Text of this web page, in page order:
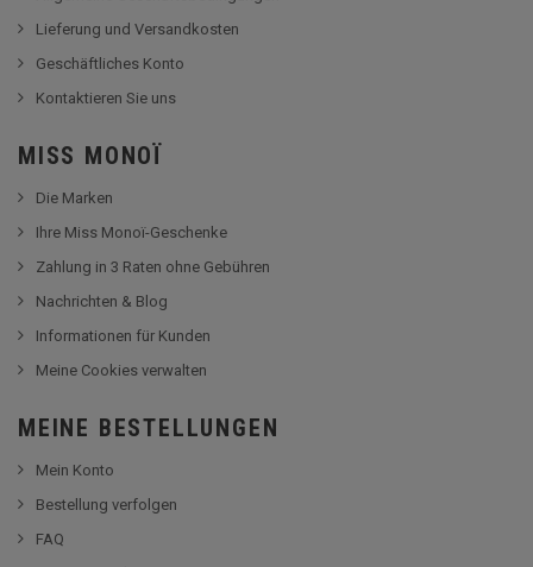
Lieferung und Versandkosten
Geschäftliches Konto
Kontaktieren Sie uns
MISS MONOÏ
Die Marken
Ihre Miss Monoï-Geschenke
Zahlung in 3 Raten ohne Gebühren
Nachrichten & Blog
Informationen für Kunden
Meine Cookies verwalten
MEINE BESTELLUNGEN
Mein Konto
Bestellung verfolgen
FAQ